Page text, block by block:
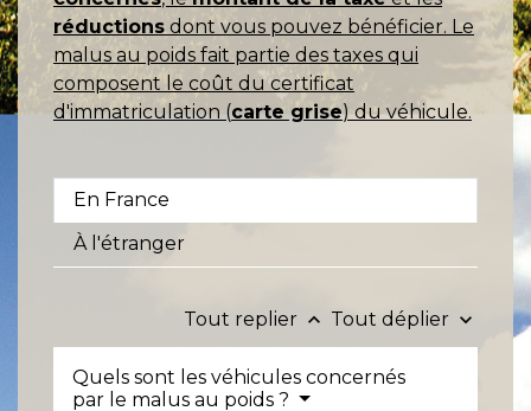
réductions dont vous pouvez bénéficier. Le
malus au poids fait partie des taxes qui
composent le coût du certificat
d'immatriculation (carte grise) du véhicule.
En France
À l'étranger
Tout replier keyboard_arrow_up Tout déplier keyboard_arrow_down
Quels sont les véhicules concernés
par le malus au poids ?